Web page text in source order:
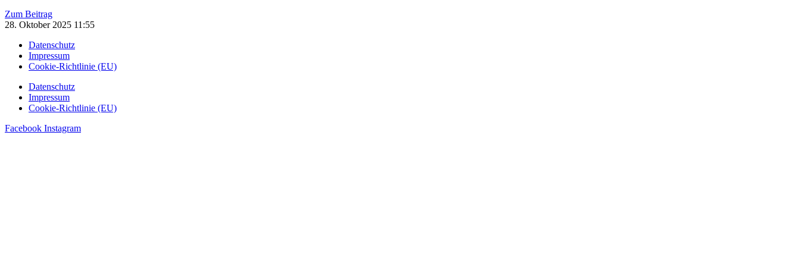
Zum Beitrag
28. Oktober 2025 11:55
Datenschutz
Impressum
Cookie-Richtlinie (EU)
Datenschutz
Impressum
Cookie-Richtlinie (EU)
Facebook Instagram